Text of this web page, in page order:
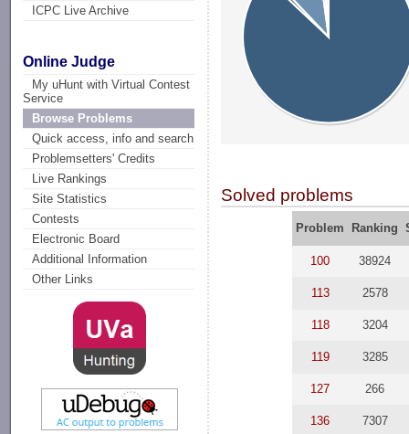
ICPC Live Archive
Online Judge
My uHunt with Virtual Contest
Service
Browse Problems
Quick access, info and search
Problemsetters' Credits
Live Rankings
Site Statistics
Contests
Electronic Board
Additional Information
Other Links
Solved problems
Problem Ranking
100 38924
113 2578
118 3204
119 3285
127 266
136 7307